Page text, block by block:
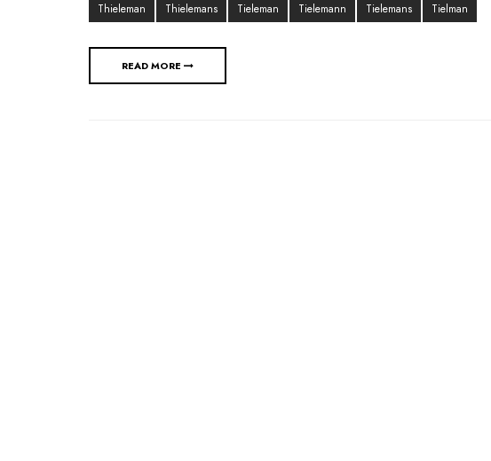
Thieleman
Thielemans Tieleman Tielemann Tielemans Tielman
READ MORE